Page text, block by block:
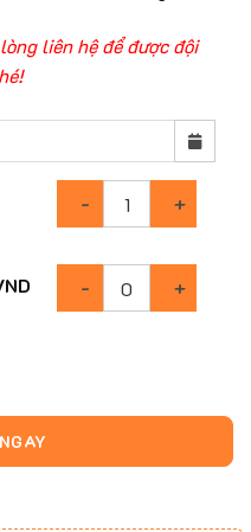
liên hệ để được đội